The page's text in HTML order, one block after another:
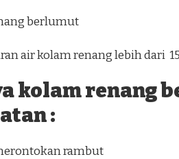
berlumut
air kolam renang lebih dari
kolam renang
:
rambut